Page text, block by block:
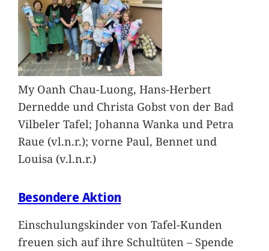
My Oanh Chau-Luong, Hans-Herbert
Dernedde und Christa Gobst von der Bad
Vilbeler Tafel; Johanna Wanka und Petra
Raue (vl.n.r.); vorne Paul, Bennet und
Louisa (v.l.n.r.)
Besondere Aktion
Einschulungskinder von Tafel-Kunden
freuen sich auf ihre Schultüten – Spende